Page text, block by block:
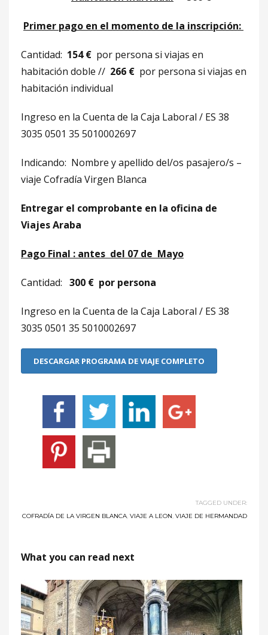
Primer pago en el momento de la inscripción:
Cantidad: 154 € por persona si viajas en
habitación doble // 266 € por persona si viajas en
habitación individual
Ingreso en la Cuenta de la Caja Laboral / ES 38
3035 0501 35 5010002697
Indicando: Nombre y apellido del/os pasajero/s –
viaje Cofradía Virgen Blanca
Entregar el comprobante en la oficina de
Viajes Araba
Pago Final : antes del 07 de Mayo
Cantidad: 300 € por persona
Ingreso en la Cuenta de la Caja Laboral / ES 38
3035 0501 35 5010002697
DESCARGAR PROGRAMA DE VIAJE COMPLETO
TAGGED UNDER:
COFRADÍA DE LA VIRGEN BLANCA, VIAJE A LEON, VIAJE DE HERMANDAD
What you can read next